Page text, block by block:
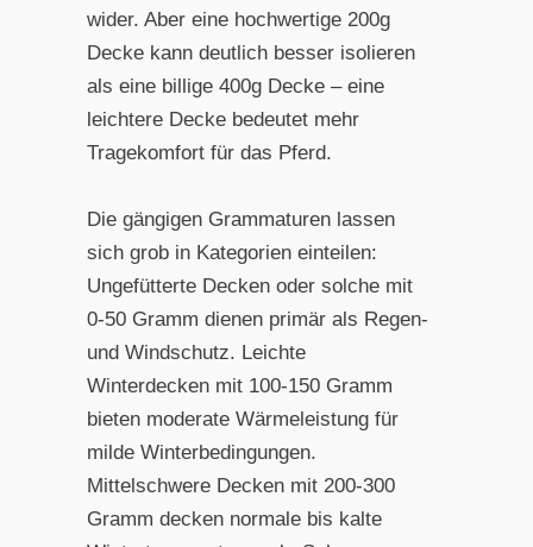
wider. Aber eine hochwertige 200g
Decke kann deutlich besser isolieren
als eine billige 400g Decke – eine
leichtere Decke bedeutet mehr
Tragekomfort für das Pferd.
Die gängigen Grammaturen lassen
sich grob in Kategorien einteilen:
Ungefütterte Decken oder solche mit
0-50 Gramm dienen primär als Regen-
und Windschutz. Leichte
Winterdecken mit 100-150 Gramm
bieten moderate Wärmeleistung für
milde Winterbedingungen.
Mittelschwere Decken mit 200-300
Gramm decken normale bis kalte